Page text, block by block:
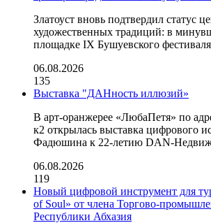
Златоуст вновь подтвердил статус
художественных традиций: в
площадке IX Бушуевского
06.08.2026
135
Выставка "ДАНность иллюзий»
В арт-оранжерее «ЛюбаПетя» по
к2 открылась выставка цифрового
Фадюшина к 22-летию DAN-
06.08.2026
119
Новый цифровой инструмент для
of Soul» от члена Торгово-
Республики Абхазия